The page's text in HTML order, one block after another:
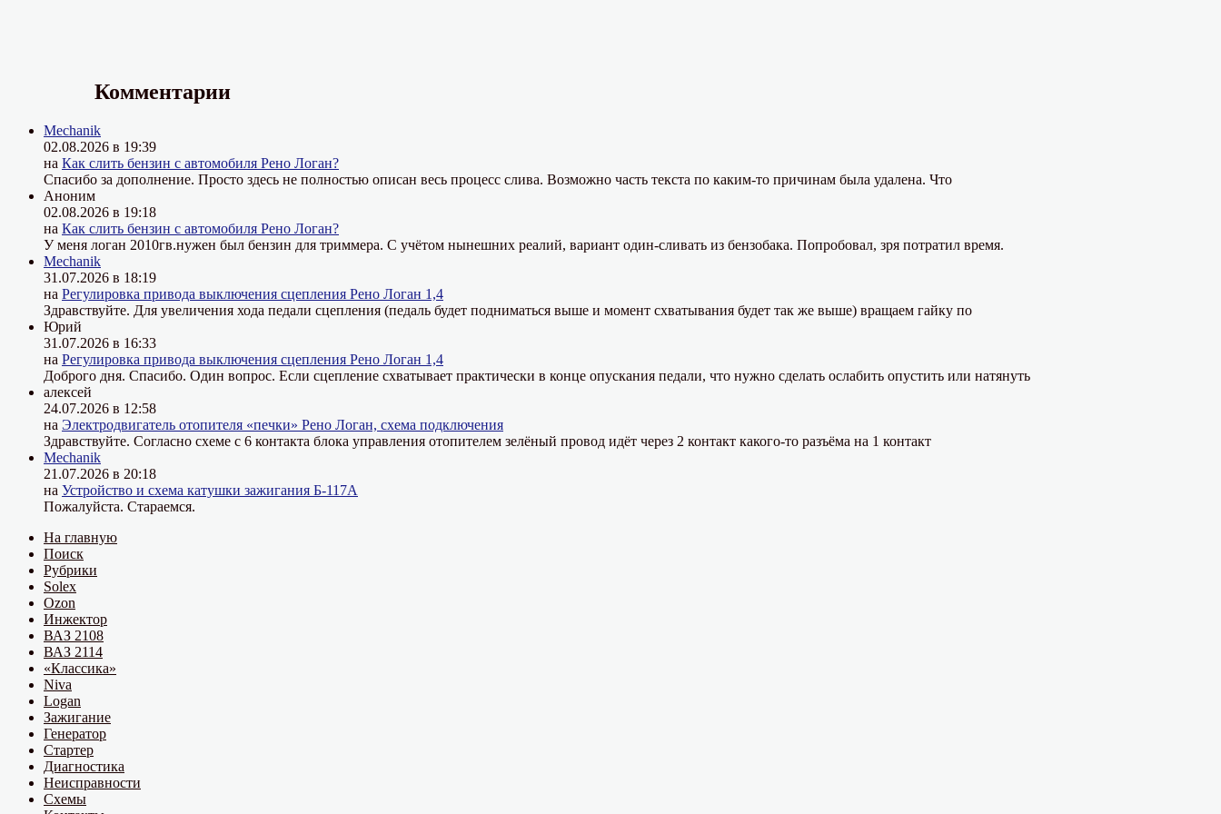
Комментарии
Mechanik
02.08.2026 в 19:39
на Как слить бензин с автомобиля Рено Логан?
Спасибо за дополнение. Просто здесь не полностью описан весь процесс слива. Возможно часть текста по каким-то причинам была удалена. Что
Аноним
02.08.2026 в 19:18
на Как слить бензин с автомобиля Рено Логан?
У меня логан 2010гв.нужен был бензин для триммера. С учётом нынешних реалий, вариант один-сливать из бензобака. Попробовал, зря потратил время.
Mechanik
31.07.2026 в 18:19
на Регулировка привода выключения сцепления Рено Логан 1,4
Здравствуйте. Для увеличения хода педали сцепления (педаль будет подниматься выше и момент схватывания будет так же выше) вращаем гайку по
Юрий
31.07.2026 в 16:33
на Регулировка привода выключения сцепления Рено Логан 1,4
Доброго дня. Спасибо. Один вопрос. Если сцепление схватывает практически в конце опускания педали, что нужно сделать ослабить опустить или натянуть
алексей
24.07.2026 в 12:58
на Электродвигатель отопителя «печки» Рено Логан, схема подключения
Здравствуйте. Согласно схеме с 6 контакта блока управления отопителем зелёный провод идёт через 2 контакт какого-то разъёма на 1 контакт
Mechanik
21.07.2026 в 20:18
на Устройство и схема катушки зажигания Б-117А
Пожалуйста. Стараемся.
На главную
Поиск
Рубрики
Solex
Ozon
Инжектор
ВАЗ 2108
ВАЗ 2114
«Классика»
Niva
Logan
Зажигание
Генератор
Стартер
Диагностика
Неисправности
Схемы